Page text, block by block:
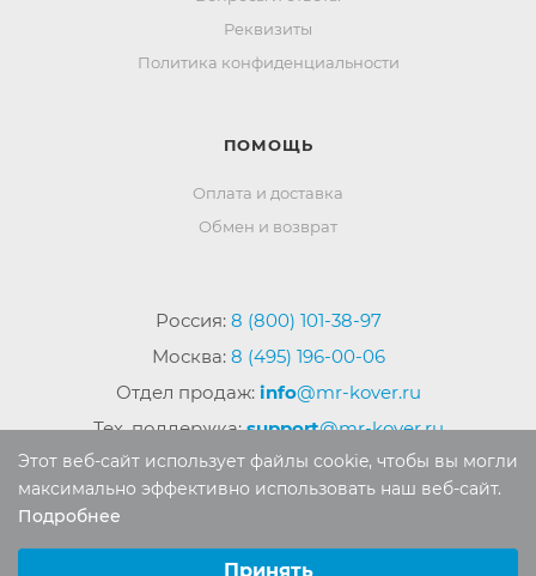
Реквизиты
Политика конфиденциальности
ПОМОЩЬ
Оплата и доставка
Обмен и возврат
Россия: 8 (800) 101-38-97
Москва: 8 (495) 196-00-06
Отдел продаж: info@mr-kover.ru
Тех. поддержка:support@mr-kover.ru
Этот веб-сайт использует файлы cookie, чтобы вы могли
максимально эффективно использовать наш веб-сайт.
Подробнее
Принять